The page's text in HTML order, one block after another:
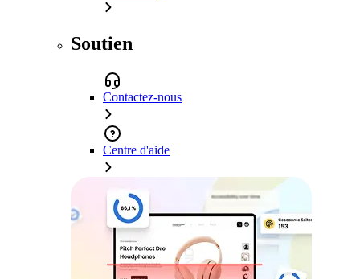
Soutien
Contactez-nous
Centre d'aide